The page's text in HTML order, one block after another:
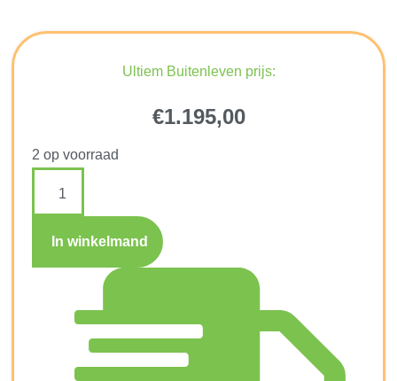
Ultiem Buitenleven prijs:
€1.195,00
2 op voorraad
In winkelmand